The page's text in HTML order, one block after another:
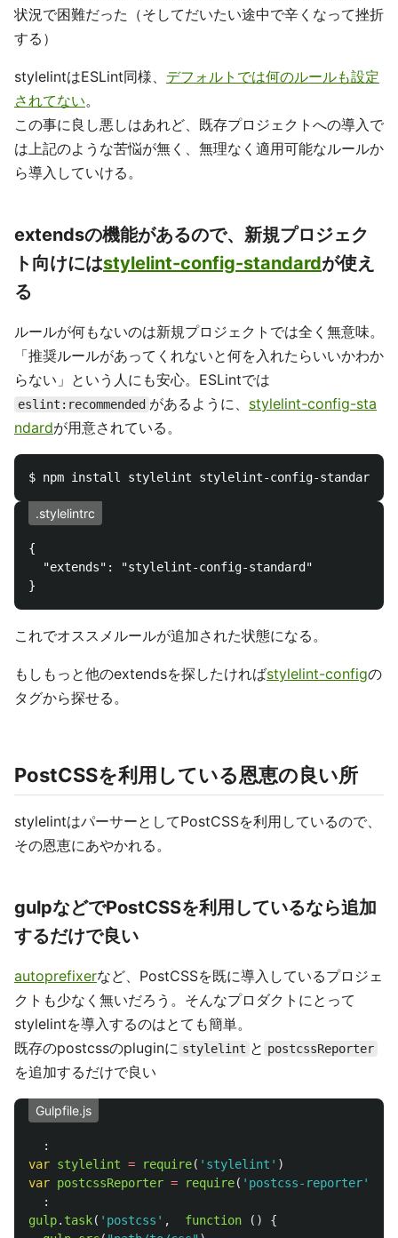
状況で困難だった（そしてだいたい途中で辛くなって挫折
する）
stylelintはESLint同様、 デフォルトでは何のルールも設定
されてない。
この事に良し悪しはあれど、既存プロジェクトへの導入で
は上記のような苦悩が無く、無理なく適用可能なルールか
ら導入していける。
extendsの機能があるので、新規プロジェク
ト向けにはstylelint-config-standardが使え
る
ルールが何もないのは新規プロジェクトでは全く無意味。
「推奨ルールがあってくれないと何を入れたらいいかわか
らない」という人にも安心。ESLintでは
eslint:recommended があるように、 stylelint-config-sta
ndardが用意されている。
.stylelintrc
{
  "extends": "stylelint-config-standard"
これでオススメルールが追加された状態になる。
もしもっと他のextendsを探したければstylelint-configの
タグから探せる。
PostCSSを利用している恩恵の良い所
stylelintはパーサーとしてPostCSSを利用しているので、
その恩恵にあやかれる。
gulpなどでPostCSSを利用しているなら追加
するだけで良い
autoprefixerなど、PostCSSを既に導入しているプロジェ
クトも少なく無いだろう。そんなプロダクトにとって
stylelintを導入するのはとても簡単。
既存のpostcssのpluginに stylelint と postcssReporter
を追加するだけで良い
Gulpfile.js
:
var stylelint = require( ' stylelint ' )
var postcssReporter = require( ' postcss-reporter'
:
gulp. task( ' postcss ' , function ()
{